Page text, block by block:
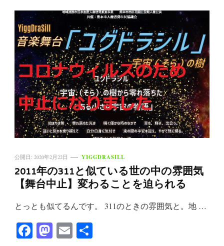
公開日: 2020年2月22日 YIGGDRASILL
2011年の311と似ている世の中の雰囲気
【舞台中止】変わることを迫られる
とっとも似てるんです。 311のときの雰囲気と。地 …
Facebook
Mastodon
Email